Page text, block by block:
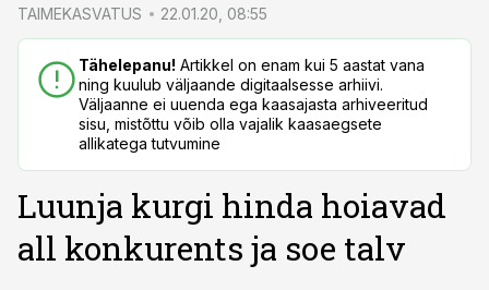
TAIMEKASVATUS 22.01.20, 08:55
Tähelepanu! Artikkel on enam kui 5 aastat vana
ning kuulub väljaande digitaalsesse arhiivi.
Väljaanne ei uuenda ega kaasajasta arhiveeritud
sisu, mistõttu võib olla vajalik kaasaegsete
allikatega tutvumine
Luunja kurgi hinda hoiavad
all konkurents ja soe talv